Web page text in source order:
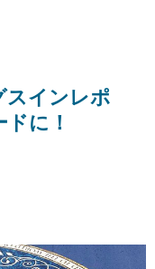
スインレポ
に！